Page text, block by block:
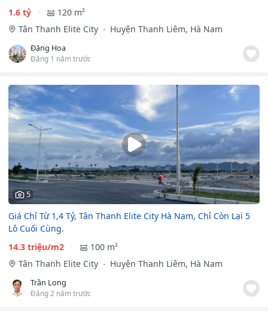
1.6 tỷ
120 m²
Tân Thanh Elite City
Huyện Thanh Liêm, Hà Nam
Đặng Hoa
Đăng 1 năm trước
5
Giá Chỉ Từ 1,4 Tỷ, Tân Thanh Elite City Hà Nam, Chỉ Còn Lại 5
Lô Cuối Cùng.
14.3 triệu/m2
100 m²
Tân Thanh Elite City
Huyện Thanh Liêm, Hà Nam
Trần Long
Đăng 2 năm trước